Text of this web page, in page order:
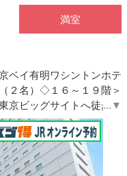
満室
ベイ有明ワシントンホテ
２名）◇１６～１９階＞
京ビッグサイトへ徒歩約